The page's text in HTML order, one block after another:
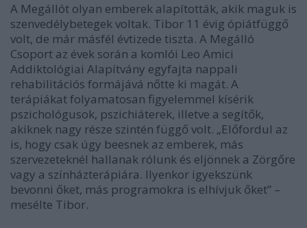
A Megállót olyan emberek alapították, akik maguk is
szenvedélybetegek voltak. Tibor 11 évig ópiátfüggő
volt, de már másfél évtizede tiszta. A Megálló
Csoport az évek során a komlói Leo Amici
Addiktológiai Alapítvány egyfajta nappali
rehabilitációs formájává nőtte ki magát. A
terápiákat folyamatosan figyelemmel kísérik
pszichológusok, pszichiáterek, illetve a segítők,
akiknek nagy része szintén függő volt. „Előfordul az
is, hogy csak úgy beesnek az emberek, más
szervezeteknél hallanak rólunk és eljönnek a Zörgőre
vagy a színházterápiára. Ilyenkor igyekszünk
bevonni őket, más programokra is elhívjuk őket” –
mesélte Tibor.